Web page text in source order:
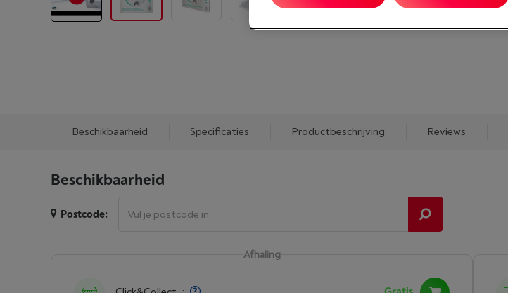
Beschikbaarheid Specificaties Productbeschrijving Reviews
Beschikbaarheid
Postcode:
Afhaling